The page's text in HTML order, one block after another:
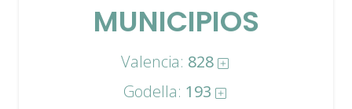
MUNICIPIOS
Valencia: 828
Godella: 193